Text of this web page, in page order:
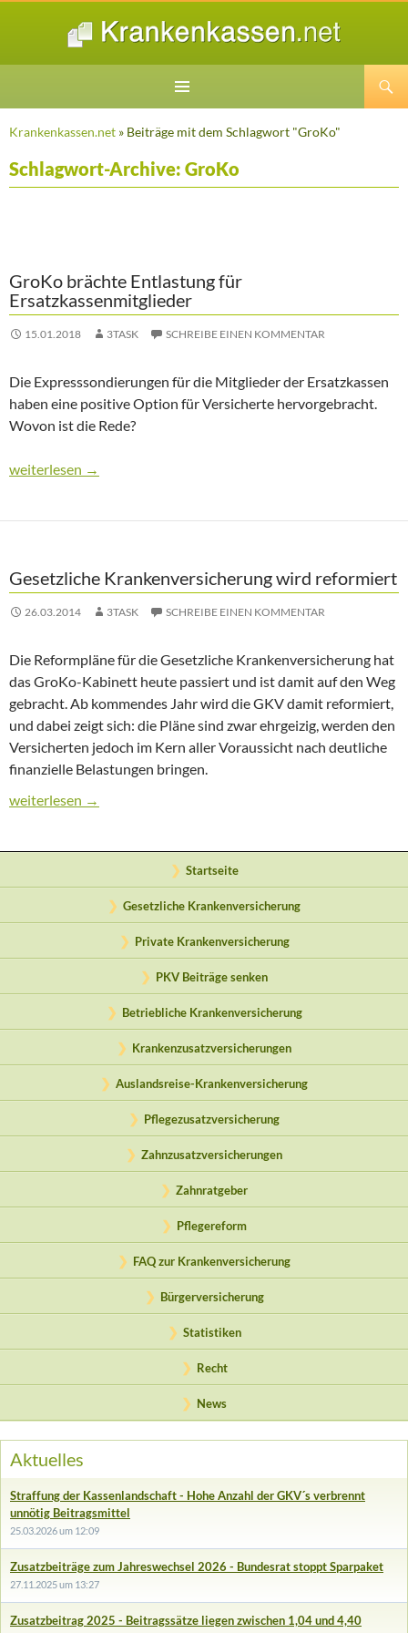
SPRINGEN
Krankenkassen.net » Beiträge mit dem Schlagwort "GroKo"
Schlagwort-Archive: GroKo
GroKo brächte Entlastung für
Ersatzkassenmitglieder
15.01.2018 3TASK SCHREIBE EINEN KOMMENTAR
Die Expresssondierungen für die Mitglieder der Ersatzkassen
haben eine positive Option für Versicherte hervorgebracht.
Wovon ist die Rede?
GroKo brächte Entlastung für Ersatzkassenmitglieder
weiterlesen →
Gesetzliche Krankenversicherung wird reformiert
26.03.2014 3TASK SCHREIBE EINEN KOMMENTAR
Die Reformpläne für die Gesetzliche Krankenversicherung hat
das GroKo-Kabinett heute passiert und ist damit auf den Weg
gebracht. Ab kommendes Jahr wird die GKV damit reformiert,
und dabei zeigt sich: die Pläne sind zwar ehrgeizig, werden den
Versicherten jedoch im Kern aller Voraussicht nach deutliche
finanzielle Belastungen bringen.
Gesetzliche Krankenversicherung wird reformiert
weiterlesen →
Startseite
Gesetzliche Krankenversicherung
Private Krankenversicherung
PKV Beiträge senken
Betriebliche Krankenversicherung
Krankenzusatzversicherungen
Auslandsreise-Krankenversicherung
Pflegezusatzversicherung
Zahnzusatzversicherungen
Zahnratgeber
Pflegereform
FAQ zur Krankenversicherung
Bürgerversicherung
Statistiken
Recht
News
Aktuelles
Straffung der Kassenlandschaft - Hohe Anzahl der GKV´s verbrennt
unnötig Beitragsmittel
25.03.2026 um 12:09
Zusatzbeiträge zum Jahreswechsel 2026 - Bundesrat stoppt Sparpaket
27.11.2025 um 13:27
Zusatzbeitrag 2025 - Beitragssätze liegen zwischen 1,04 und 4,40